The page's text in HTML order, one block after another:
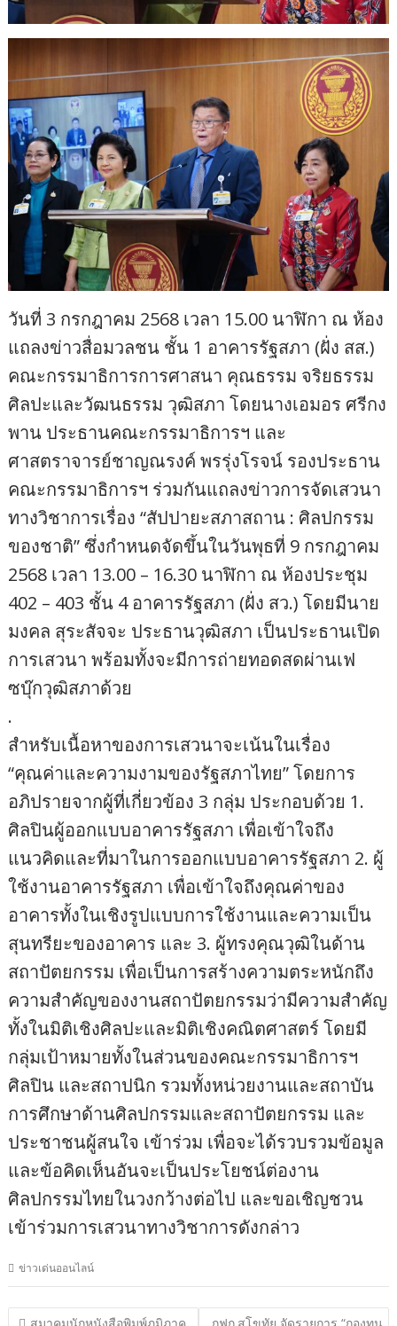
วันที่ 3 กรกฎาคม 2568 เวลา 15.00 นาฬิกา ณ ห้อง
แถลงข่าวสื่อมวลชน ชั้น 1 อาคารรัฐสภา (ฝั่ง สส.)
คณะกรรมาธิการการศาสนา คุณธรรม จริยธรรม
ศิลปะและวัฒนธรรม วุฒิสภา โดยนางเอมอร ศรีกง
พาน ประธานคณะกรรมาธิการฯ และ
ศาสตราจารย์ชาญณรงค์ พรรุ่งโรจน์ รองประธาน
คณะกรรมาธิการฯ ร่วมกันแถลงข่าวการจัดเสวนา
ทางวิชาการเรื่อง “สัปปายะสภาสถาน : ศิลปกรรม
ของชาติ” ซึ่งกำหนดจัดขึ้นในวันพุธที่ 9 กรกฎาคม
2568 เวลา 13.00 – 16.30 นาฬิกา ณ ห้องประชุม
402 – 403 ชั้น 4 อาคารรัฐสภา (ฝั่ง สว.) โดยมีนาย
มงคล สุระสัจจะ ประธานวุฒิสภา เป็นประธานเปิด
การเสวนา พร้อมทั้งจะมีการถ่ายทอดสดผ่านเฟ
ซบุ๊กวุฒิสภาด้วย
.
สำหรับเนื้อหาของการเสวนาจะเน้นในเรื่อง
“คุณค่าและความงามของรัฐสภาไทย” โดยการ
อภิปรายจากผู้ที่เกี่ยวข้อง 3 กลุ่ม ประกอบด้วย 1.
ศิลปินผู้ออกแบบอาคารรัฐสภา เพื่อเข้าใจถึง
แนวคิดและที่มาในการออกแบบอาคารรัฐสภา 2. ผู้
ใช้งานอาคารรัฐสภา เพื่อเข้าใจถึงคุณค่าของ
อาคารทั้งในเชิงรูปแบบการใช้งานและความเป็น
สุนทรียะของอาคาร และ 3. ผู้ทรงคุณวุฒิในด้าน
สถาปัตยกรรม เพื่อเป็นการสร้างความตระหนักถึง
ความสำคัญของงานสถาปัตยกรรมว่ามีความสำคัญ
ทั้งในมิติเชิงศิลปะและมิติเชิงคณิตศาสตร์ โดยมี
กลุ่มเป้าหมายทั้งในส่วนของคณะกรรมาธิการฯ
ศิลปิน และสถาปนิก รวมทั้งหน่วยงานและสถาบัน
การศึกษาด้านศิลปกรรมและสถาปัตยกรรม และ
ประชาชนผู้สนใจ เข้าร่วม เพื่อจะได้รวบรวมข้อมูล
และข้อคิดเห็นอันจะเป็นประโยชน์ต่องาน
ศิลปกรรมไทยในวงกว้างต่อไป และขอเชิญชวน
เข้าร่วมการเสวนาทางวิชาการดังกล่าว
ข่าวเด่นออนไลน์